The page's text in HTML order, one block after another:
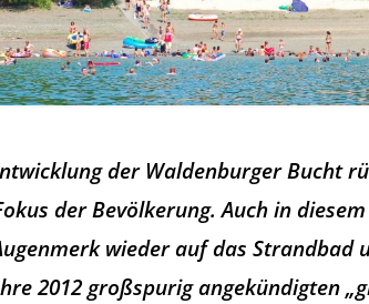
der Waldenburger Bucht
der Bevölkerung. Auch in
wieder auf das Strandbad
2012 großspurig angekündigten